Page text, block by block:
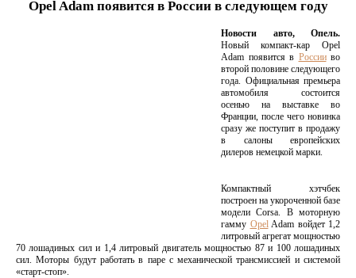
Opel Adam появится в России в следующем году
Новости авто, Опель.
Новый компакт-кар Opel
Adam появится в Россииво
второй половине следующего
года. Официальная премьера
автомобиля состоится
осенью на выставке во
Франции, после чего новинка
сразу же поступит в продажу
в салоны европейских
дилеров немецкой марки.
Компактный хэтчбек
построен на укороченной базе
модели Corsa. В моторную
гамму OpelAdam войдет 1,2
литровый агрегат мощностью
70 лошадиных сил и 1,4 литровый двигатель мощностью 87 и 100 лошадиных
сил. Моторы будут работать в паре с механической трансмиссией и системой
«старт-стоп».